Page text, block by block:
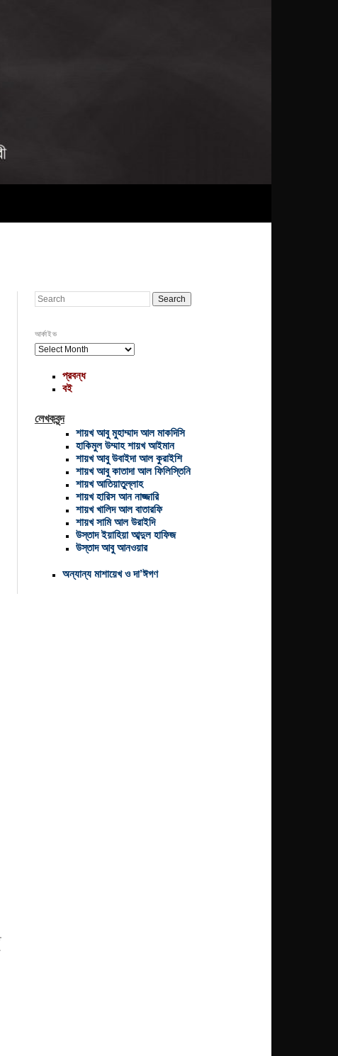
Search
আর্কাইভ
আর্কাইভ
প্রবন্ধ
বই
লেখকবৃন্দ
শায়খ আবু মুহাম্মাদ আল মাকদিসি
হাকিমুল উম্মাহ শায়খ আইমান
শায়খ আবু উবাইদা আল কুরাইশি
শায়খ আবু কাতাদা আল ফিলিস্তিনি
শায়খ আতিয়াতুল্লাহ
শায়খ হারিস আন নাজ্জারি
শায়খ খালিদ আল বাতারফি
শায়খ সামি আল উরাইদি
উস্তাদ ইয়াহিয়া আব্দুল হাফিজ
উস্তাদ আবু আনওয়ার
অন্যান্য মাশায়েখ ও দা’ঈগণ